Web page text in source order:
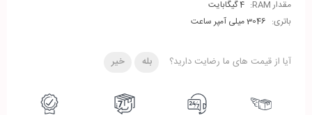
مقدار RAM:
باتری:
آیا از قیمت های ما رضایت دارید؟ بله خیر